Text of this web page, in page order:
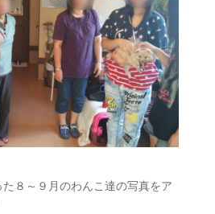
８～９月のわんこ達の写真をア